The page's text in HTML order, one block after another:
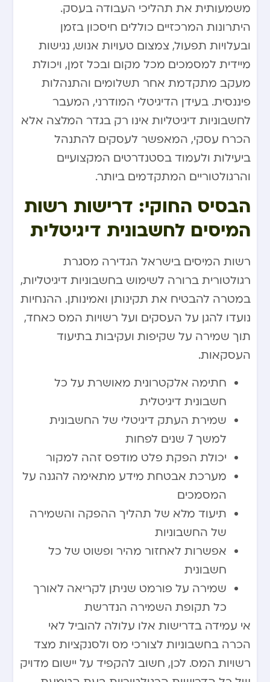
משמעותית את תהליכי העבודה בעסק.
היתרונות המרכזיים כוללים חיסכון בזמן
ובעלויות תפעול, צמצום טעויות אנוש, נגישות
מיידית למסמכים מכל מקום ובכל זמן, ויכולת
מעקב מתקדמת אחר תשלומים והתנהלות
פיננסית. בעידן הדיגיטלי המודרני, המעבר
לחשבוניות דיגיטליות אינו רק בגדר המלצה אלא
הכרח עסקי, המאפשר לעסקים להתנהל
ביעילות ולעמוד בסטנדרטים המקצועיים
והרגולטוריים המתקדמים ביותר.
הבסיס החוקי: דרישות רשות
המיסים לחשבונית דיגיטלית
רשות המיסים בישראל הגדירה מסגרת
רגולטורית ברורה לשימוש בחשבוניות דיגיטליות,
במטרה להבטיח את תקינותן ואמינותן. ההנחיות
נועדו להגן על העסקים ועל רשויות המס כאחד,
תוך שמירה על שקיפות ועקיבות בתיעוד
העסקאות.
חתימה אלקטרונית מאושרת על כל
חשבונית דיגיטלית
שמירת העתק דיגיטלי של החשבונית
למשך 7 שנים לפחות
יכולת הפקת פלט מודפס זהה למקור
מערכת אבטחת מידע מתאימה להגנה על
המסמכים
תיעוד מלא של תהליך ההפקה והשמירה
של החשבוניות
אפשרות לאחזור מהיר ופשוט של כל
חשבונית
שמירה על פורמט שניתן לקריאה לאורך
כל תקופת השמירה הנדרשת
אי עמידה בדרישות אלו עלולה להוביל לאי
הכרה בחשבוניות לצורכי מס ולסנקציות מצד
רשויות המס. לכן, חשוב להקפיד על יישום מדויק